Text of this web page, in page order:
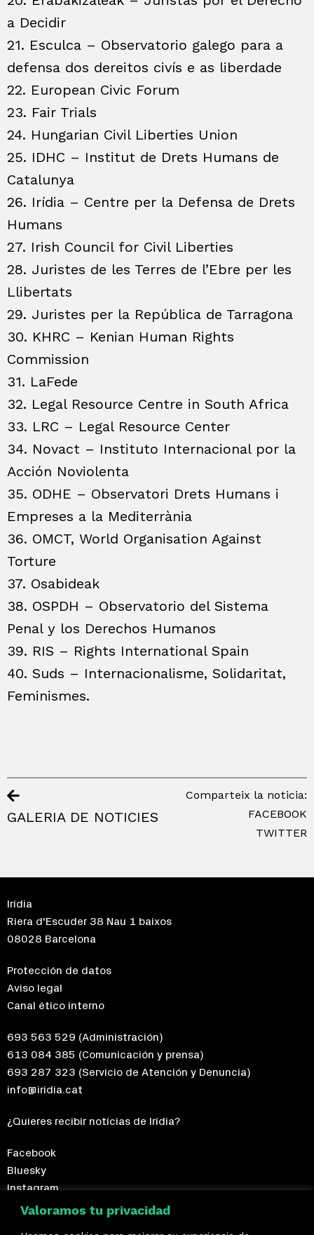
Valoramos tu privacidad
a Decidir
21. Esculca – Observatorio galego para a
defensa dos dereitos civís e as liberdade
22. European Civic Forum
23. Fair Trials
24. Hungarian Civil Liberties Union
25. IDHC – Institut de Drets Humans de
Catalunya
26. Irídia – Centre per la Defensa de Drets
Humans
27. Irish Council for Civil Liberties
28. Juristes de les Terres de l’Ebre per les
Llibertats
29. Juristes per la República de Tarragona
30. KHRC – Kenian Human Rights
Commission
31. LaFede
32. Legal Resource Centre in South Africa
33. LRC – Legal Resource Center
34. Novact – Instituto Internacional por la
Acción Noviolenta
35. ODHE – Observatori Drets Humans i
Empreses a la Mediterrània
36. OMCT, World Organisation Against
Torture
37. Osabideak
38. OSPDH – Observatorio del Sistema
Penal y los Derechos Humanos
39. RIS – Rights International Spain
40. Suds – Internacionalisme, Solidaritat,
Feminismes.
GALERIA DE NOTICIES
Comparteix la noticia:
FACEBOOK
TWITTER
Irídia
Riera d'Escuder 38 Nau 1 baixos
08028 Barcelona
Protección de datos
Aviso legal
Canal ético interno
693 563 529 (Administración)
613 084 385 (Comunicación y prensa)
693 287 323 (Servicio de Atención y Denuncia)
info@iridia.cat
¿Quieres recibir notícias de Irídia?
Facebook
Bluesky
Instagram
Telegram